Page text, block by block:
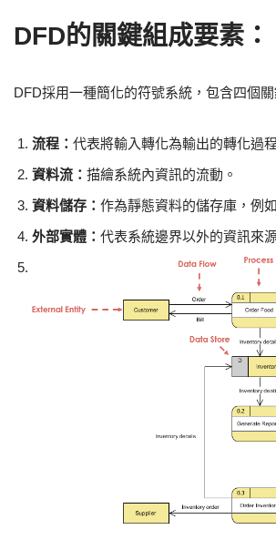
DFD的關鍵組成要素：
DFD採用一種簡化的符號系統，包含四個關
流程： 代表將輸入轉化為輸出的轉化過
資料流： 描繪系統內資訊的流動。
資料儲存： 作為靜態資料的儲存庫，例
外部實體： 代表系統邊界以外的資訊來